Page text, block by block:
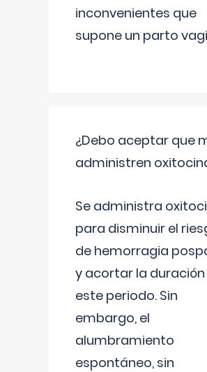
inconvenientes que
supone un parto
¿Debo aceptar que
administren
Se administra
para disminuir el
de hemorragia
y acortar la
este periodo. Sin
embargo, el
alumbramiento
espontáneo, sin